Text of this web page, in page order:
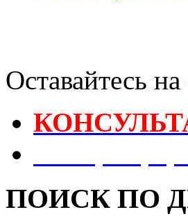
Оставайтесь на
ПОИСК ПО